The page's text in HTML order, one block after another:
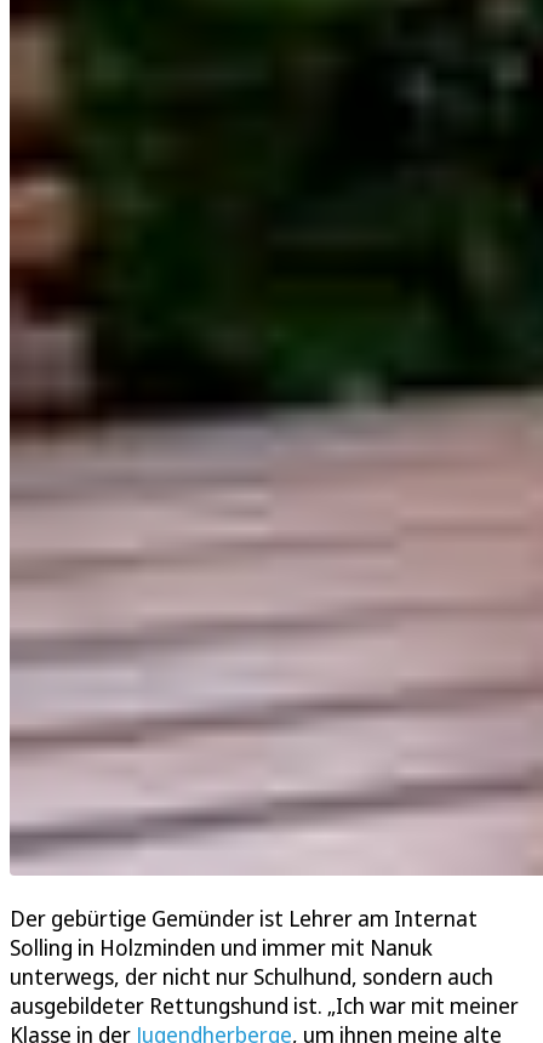
Der gebürtige Gemünder ist Lehrer am Internat
Solling in Holzminden und immer mit Nanuk
unterwegs, der nicht nur Schulhund, sondern auch
ausgebildeter Rettungshund ist. „Ich war mit meiner
Klasse in der Jugendherberge, um ihnen meine alte